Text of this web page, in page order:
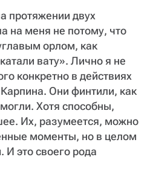
протяжении двух
на меня не потому, что
орлом, как
вату». Лично я не
конкретно в действиях
Они финтили, как
Хотя способны,
Их, разумеется, можно
моменты, но в целом
И это своего рода